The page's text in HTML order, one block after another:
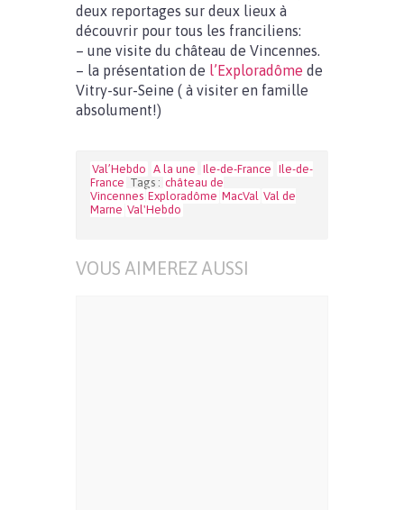
deux reportages sur deux lieux à
découvrir pour tous les franciliens:
– une visite du château de Vincennes.
– la présentation de l’Exploradôme de
Vitry-sur-Seine ( à visiter en famille
absolument!)
Val’Hebdo A la une Ile-de-France Ile-de-
France Tags : château de
Vincennes Exploradôme MacVal Val de
Marne Val'Hebdo
VOUS AIMEREZ AUSSI